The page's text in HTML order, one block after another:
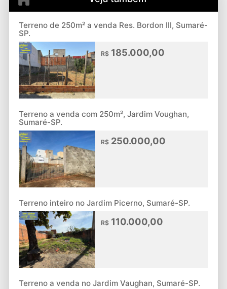
Terreno de 250m² a venda Res. Bordon III, Sumaré-
SP.
R$185.000,00
Terreno a venda com 250m², Jardim Voughan,
Sumaré-SP.
R$250.000,00
Terreno inteiro no Jardim Picerno, Sumaré-SP.
R$110.000,00
Terreno a venda no Jardim Vaughan, Sumaré-SP.